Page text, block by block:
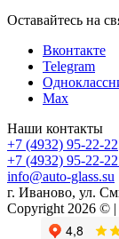
Оставайтесь на
Вконтакте
Telegram
Max
Наши контакты
+7 (4932) 95-22-22
+7 (4932) 95-22-22
info@auto-glass.su
г. Иваново, ул.
Copyright 2026 ©